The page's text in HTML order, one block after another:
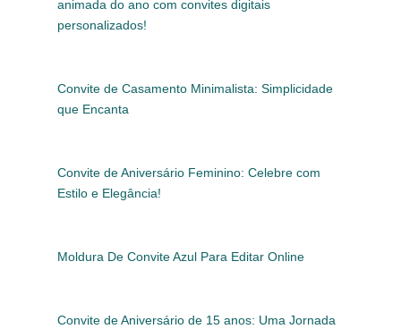
animada do ano com convites digitais
personalizados!
Convite de Casamento Minimalista: Simplicidade
que Encanta
Convite de Aniversário Feminino: Celebre com
Estilo e Elegância!
Moldura De Convite Azul Para Editar Online
Convite de Aniversário de 15 anos: Uma Jornada